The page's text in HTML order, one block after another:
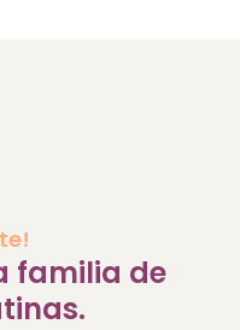
familia de